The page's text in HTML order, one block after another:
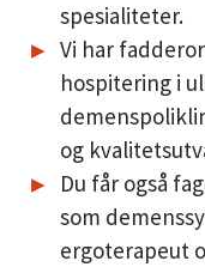
spesialiteter.
Vi har
hospitering i
og
Du får også
som
ergoterapeut